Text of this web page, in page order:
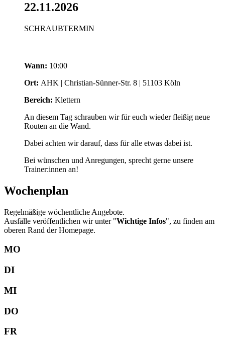
22.11.2026
SCHRAUBTERMIN
Wann: 10:00
Ort: AHK | Christian-Sünner-Str. 8 | 51103 Köln
Bereich: Klettern
An diesem Tag schrauben wir für euch wieder fleißig neue
Routen an die Wand.
Dabei achten wir darauf, dass für alle etwas dabei ist.
Bei wünschen und Anregungen, sprecht gerne unsere
Trainer:innen an!
Wochenplan
Regelmäßige wöchentliche Angebote.
Ausfälle veröffentlichen wir unter "Wichtige Infos", zu finden am
oberen Rand der Homepage.
MO
DI
MI
DO
FR